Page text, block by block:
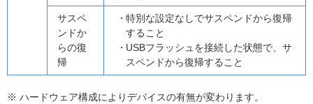
サスペ
ンドか
らの復
帰
特別な設定なしでサスペンドから復帰
すること
USBフラッシュを接続した状態で、サ
スペンドから復帰すること
※ ハードウェア構成によりデバイスの有無が変わります。